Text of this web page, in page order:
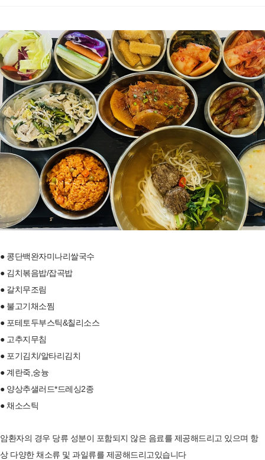
● 콩단백완자미나리쌀국수
● 김치볶음밥/잡곡밥
● 갈치무조림
● 불고기채소찜
● 포테토두부스틱&칠리소스
● 고추지무침
● 포기김치/알타리김치
● 계란죽,숭늉
● 양상추샐러드*드레싱2종
● 채소스틱
암환자의 경우 당류 성분이 포함되지 않은 음료를 제공해드리고 있으며 항
상 다양한 채소류 및 과일류를 제공해드리고있습니다